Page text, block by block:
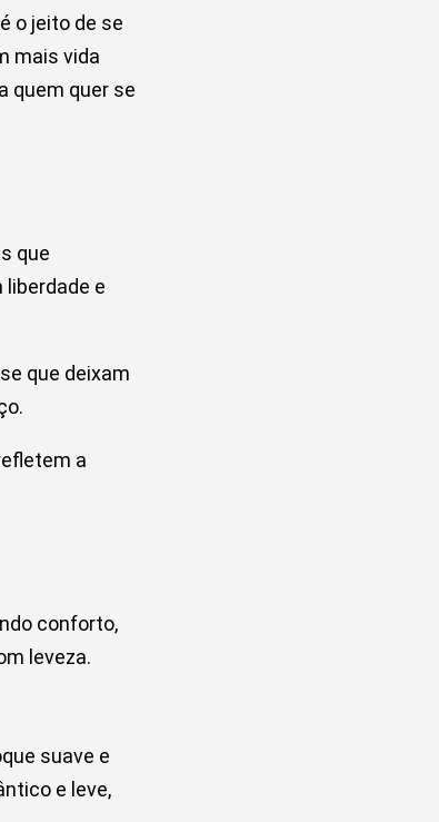
o jeito de se
mais vida
quem quer se
que
e
que deixam
a
conforto,
leveza.
suave e
e leve,